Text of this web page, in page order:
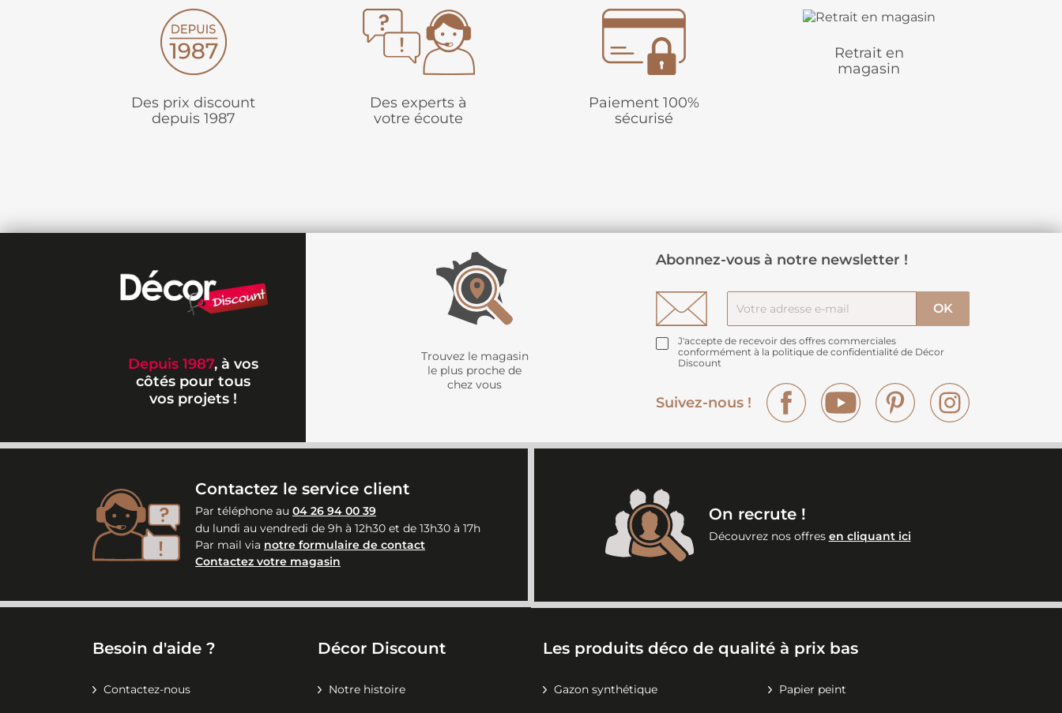
Des prix discount
depuis 1987
Des experts à
votre écoute
Paiement 100%
sécurisé
Retrait en
magasin
Depuis 1987, à vos
côtés pour tous
vos projets !
Trouvez le magasin
le plus proche de
chez vous
Abonnez-vous à notre newsletter !
J'accepte de recevoir des offres commerciales
conformément à la politique de confidentialité de Décor
Discount
Suivez-nous !
Facebook YouTube Pinterest
Contactez le service client
Par téléphone au 04 26 94 00 39
du lundi au vendredi de 9h à 12h30 et de 13h30 à 17h
Par mail via notre formulaire de contact
Contactez votre magasin
On recrute !
Découvrez nos offres en cliquant ici
Besoin d'aide ?
Contactez-nous
Décor Discount
Notre histoire
Les produits déco de qualité à prix bas
Gazon synthétique Papier peint